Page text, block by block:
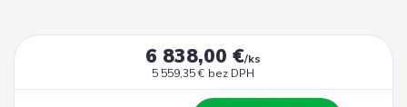
6 838,00 €/ks
5 559,35 € bez DPH